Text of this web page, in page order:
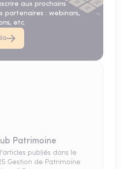
aux prochains
partenaires : webinars,
etc.
Patrimoine
publiés dans le
Gestion de Patrimoine